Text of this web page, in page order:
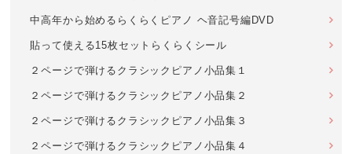
中高年から始めるらくらくピアノ ヘ音記号編DVD
貼って使える15枚セットらくらくシール
２ページで弾けるクラシックピアノ小品集１
２ページで弾けるクラシックピアノ小品集２
２ページで弾けるクラシックピアノ小品集３
２ページで弾けるクラシックピアノ小品集４